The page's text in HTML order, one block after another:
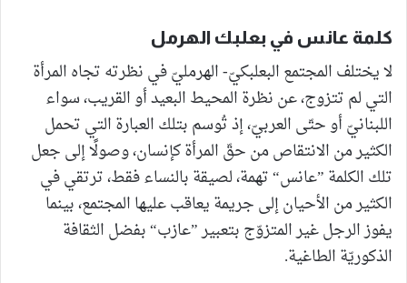
كلمة عانس في بعلبك الهرمل
لا يختلف المجتمع البعلبكيّ- الهرمليّ في نظرته تجاه المرأة
التي لم تتزوج، عن نظرة المحيط البعيد أو القريب، سواء
اللبنانيّ أو حتّى العربيّ، إذ تُوسم بتلك العبارة التي تحمل
الكثير من الانتقاص من حقّ المرأة كإنسان، وصولًا إلى جعل
تلك الكلمة ”عانس“ تهمة، لصيقة بالنساء فقط، ترتقي في
الكثير من الأحيان إلى جريمة يعاقب عليها المجتمع، بينما
يفوز الرجل غير المتزوّج بتعبير ”عازب“ بفضل الثقافة
الذكوريّة الطاغية.